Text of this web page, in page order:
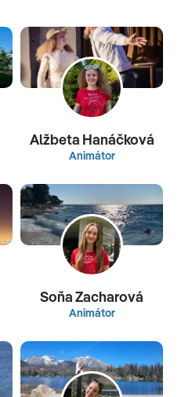
Alžbeta Hanáčková
Animátor
Soňa Zacharová
Animátor